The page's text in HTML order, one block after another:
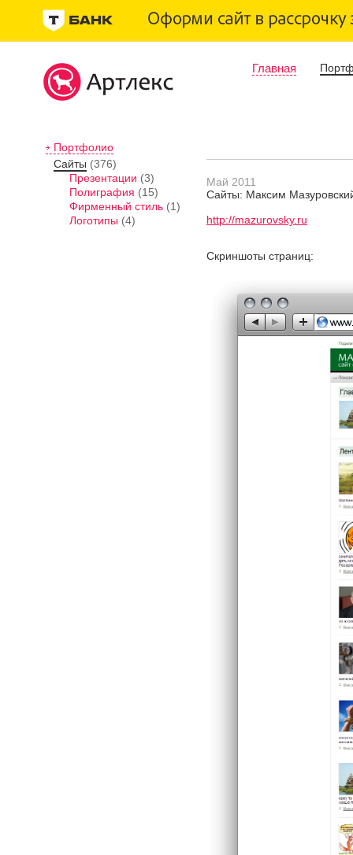
Главная
Портфолио
Сайты (376)
Презентации (3)
Полиграфия (15)
Фирменный стиль (1)
Логотипы (4)
Май 2011
Сайты: Максим
http://mazurovsky.ru
Скриншоты страниц: